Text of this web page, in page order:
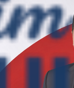
HAREKETLİ G